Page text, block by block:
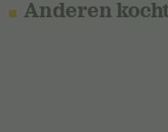
Anderen